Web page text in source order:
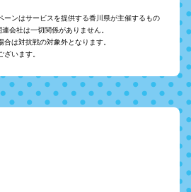
ーンはサービスを提供する香川県が主催するもの
会社は一切関係がありません。
は対抗戦の対象外となります。
います。